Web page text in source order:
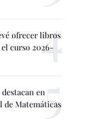
ofrecer libros
curso 2026-
en
Matemáticas